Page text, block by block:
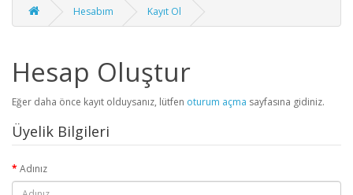
Hesabım Kayıt Ol
Hesap Oluştur
Eğer daha önce kayıt olduysanız, lütfen oturum açma sayfasına gidiniz.
Üyelik Bilgileri
Adınız